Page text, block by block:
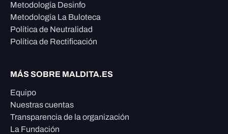
Metodología Desinfo
Metodología La Buloteca
Política de Neutralidad
Política de Rectificación
MÁS SOBRE MALDITA.ES
Equipo
Nuestras cuentas
Transparencia de la organización
La Fundación